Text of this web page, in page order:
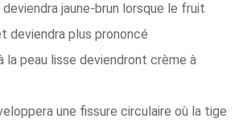
jaune-brun lorsque le fruit
deviendra plus prononcé
la peau lisse deviendront crème à
une fissure circulaire où la tige